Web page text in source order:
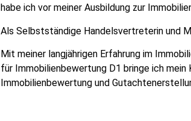
habe ich vor meiner Ausbildung zur
Als Selbstständige Handelsvertreterin und
Mit meiner langjährigen Erfahrung im
für Immobilienbewertung D1 bringe ich mein
Immobilienbewertung und